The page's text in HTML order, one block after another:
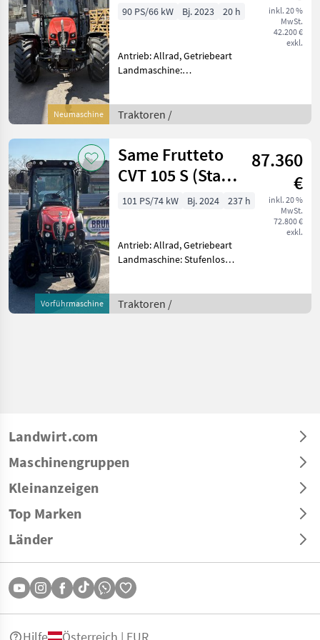
Neumaschine
inkl. 20 %
MwSt.
42.200 €
exkl.
90 PS/66 kW Bj. 2023 20 h
Antrieb: Allrad, Getriebeart
Landmaschine:
Zapfwellendrehzahl:
540/540E/1000,
km/h: 40 km/h, Aufladung:
Tu
Traktoren /
Vorführmaschine
Same Frutteto
CVT 105 S (Stage
V)
87.360
€
inkl. 20 %
MwSt.
72.800 €
exkl.
101 PS/74 kW Bj. 2024 237 h
Antrieb: Allrad, Getriebeart
Landmaschine: Stufenloses
540/540E/1000,
Höchstgeschwindigkeit in
Traktoren /
Landwirt.com
Maschinengruppen
Kleinanzeigen
Top Marken
Länder
Hilfe Österreich | EUR